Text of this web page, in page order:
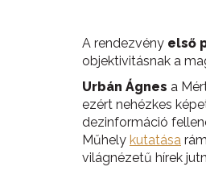
A rendezvény első
objektivitásnak a
Urbán Ágnes a
ezért nehézkes
dezinformáció
Műhely kutatása
világnézetű hírek